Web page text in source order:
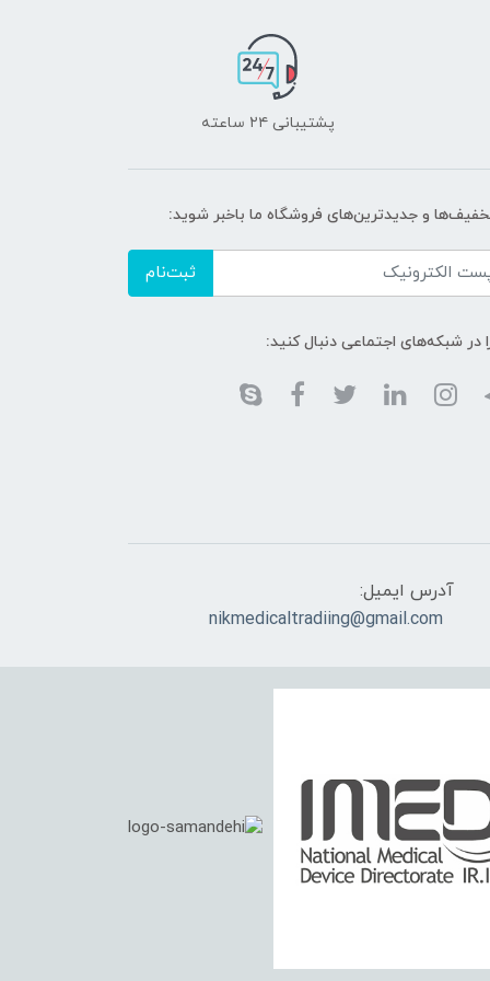
پشتیبانی ۲۴ ساعته
و جدیدترین‌های فروشگاه ما باخبر شوید:
ثبت‌نام
در شبکه‌های اجتماعی دنبال کنید:
آدرس ایمیل:
nikmedicaltradiing@gmail.com